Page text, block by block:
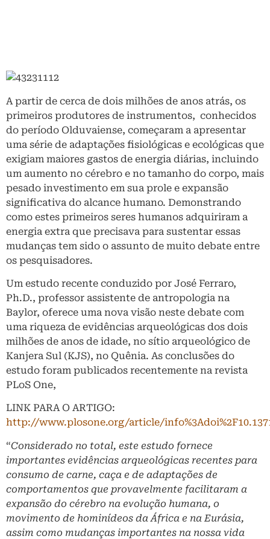
A partir de cerca de dois milhões de anos atrás, os
primeiros produtores de instrumentos, conhecidos
do período Olduvaiense, começaram a apresentar
uma série de adaptações fisiológicas e ecológicas que
exigiam maiores gastos de energia diárias, incluindo
um aumento no cérebro e no tamanho do corpo, mais
pesado investimento em sua prole e expansão
significativa do alcance humano. Demonstrando
como estes primeiros seres humanos adquiriram a
energia extra que precisava para sustentar essas
mudanças tem sido o assunto de muito debate entre
os pesquisadores.
Um estudo recente conduzido por José Ferraro,
Ph.D., professor assistente de antropologia na
Baylor, oferece uma nova visão neste debate com
uma riqueza de evidências arqueológicas dos dois
milhões de anos de idade, no sítio arqueológico de
Kanjera Sul (KJS), no Quênia. As conclusões do
estudo foram publicados recentemente na revista
PLoS One,
LINK PARA O ARTIGO:
http://www.plosone.org/article/
“Considerado no total, este estudo fornece
importantes evidências arqueológicas recentes para
consumo de carne, caça e de adaptações de
comportamentos que provavelmente facilitaram a
expansão do cérebro na evolução humana, o
movimento de hominídeos da África e na Eurásia,
assim como mudanças importantes na nossa vida